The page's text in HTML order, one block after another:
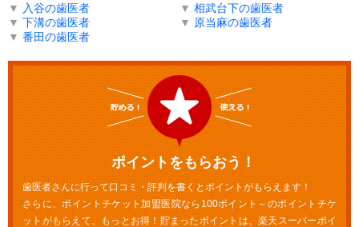
▼ 入谷の歯医者 ▼ 相武台下の歯医者
▼ 下溝の歯医者 ▼ 原当麻の歯医者
▼ 番田の歯医者
ポイントをもらおう！
歯医者さんに行って口コミ・評判を書くとポイントがもらえます！
さらに、ポイントチケット加盟医院なら100ポイント～のポイントチケ
ットがもらえて、もっとお得！貯まったポイントは、楽天スーパーポイ